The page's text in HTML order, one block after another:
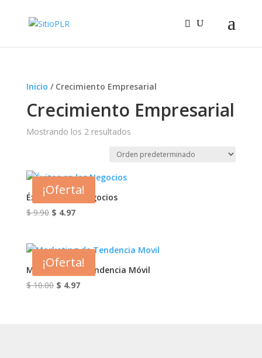
Inicio / Crecimiento Empresarial
Crecimiento Empresarial
Mostrando los 2 resultados
¡Oferta!
Éxitos en los Negocios
$9.90 El
era:
$ 9.90.
$ 4.97El
es:
$ 4.97.
¡Oferta!
Marketing de Tendencia Móvil
$10.00 El
$ 4.97El